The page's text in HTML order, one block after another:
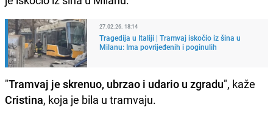
27.02.26. 18:14
Tragedija u Italiji | Tramvaj iskočio iz šina u
Milanu: Ima povrijeđenih i poginulih
"Tramvaj je skrenuo, ubrzao i udario u zgradu", kaže
Cristina, koja je bila u tramvaju.